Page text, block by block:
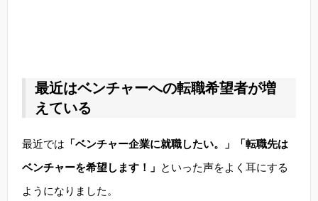
最近はベンチャーへの転職希望者が増
えている
最近では 「ベンチャー企業に就職したい。」「転職先は
ベンチャーを希望します！」 といった声をよく耳にする
ようになりました。